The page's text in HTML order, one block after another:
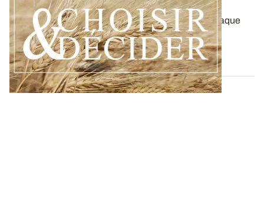
ses interventions au printemps 2026
Retrouvez toutes les préconisations adaptées à chaque
région en matière de fertilisation...
12 DÉC. 2025